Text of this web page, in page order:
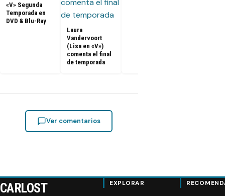
«V» Segunda
Temporada en
DVD & Blu-Ray
Laura
Vandervoort
(Lisa en «V»)
comenta el final
de temporada
Ver comentarios
CARLOST EXPLORAR